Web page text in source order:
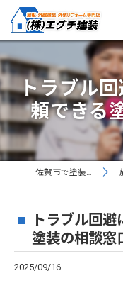
トラブル
頼できる
佐賀市で塗装なら丁寧な株式会社エグチ建装
トラブル回
塗装の相談窓
2025/09/16